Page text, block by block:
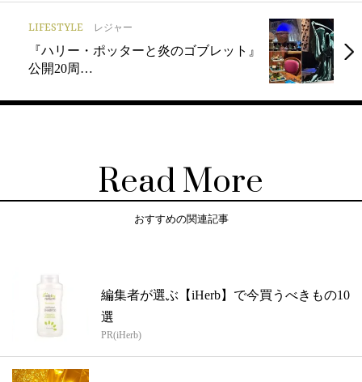
LIFESTYLE レジャー
『ハリー・ポッターと炎のゴブレット』
公開20周…
Read More
おすすめの関連記事
編集者が選ぶ【iHerb】で今買うべきもの10
選
PR(iHerb)